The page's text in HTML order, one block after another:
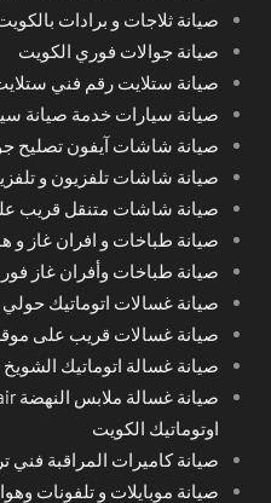
صيانة ثلاجات و برادات
صيانة جوالات فوري الكويت
صيانة ستلايت رقم فني
صيانة سيارات خدمة صيانة
صيانة شاشات آيفون تصليح
صيانة شاشات تلفزيون و
صيانة شاشات متنقل قريب
صيانة طباخات و افران غاز و
صيانة طباخات وأفران غاز
صيانة غسالات اتوماتيك حولي
صيانة غسالات قريب على
صيانة غسالة اتوماتيك
اوتوماتيك الكويت
صيانة كاميرات المراقبة فني
صيانة موبايلات و تلفونات